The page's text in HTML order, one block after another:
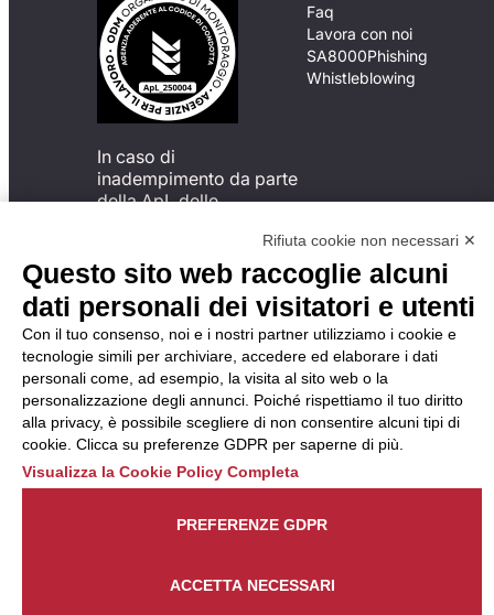
In caso di
inadempimento da parte
della ApL delle
del Codice di Condotta, è
possibile presentare un
reclamo
all’Organismo di
Monitoraggio utilizzando
una delle modalità
descritte al seguente
indirizzo web
https://odm-
agenzielavoro.it/reclami/.
Faq
Lavora con noi
SA8000Phishing
Whistleblowing
Rifiuta cookie non necessari ✕
Questo sito web raccoglie alcuni
dati personali dei visitatori e utenti
Con il tuo consenso, noi e i nostri partner utilizziamo i cookie e
tecnologie simili per archiviare, accedere ed elaborare i dati
personali come, ad esempio, la visita al sito web o la
personalizzazione degli annunci. Poiché rispettiamo il tuo diritto
alla privacy, è possibile scegliere di non consentire alcuni tipi di
cookie. Clicca su preferenze GDPR per saperne di più.
Visualizza la Cookie Policy Completa
ACCETTA NECESSARI
PREFERENZE GDPR